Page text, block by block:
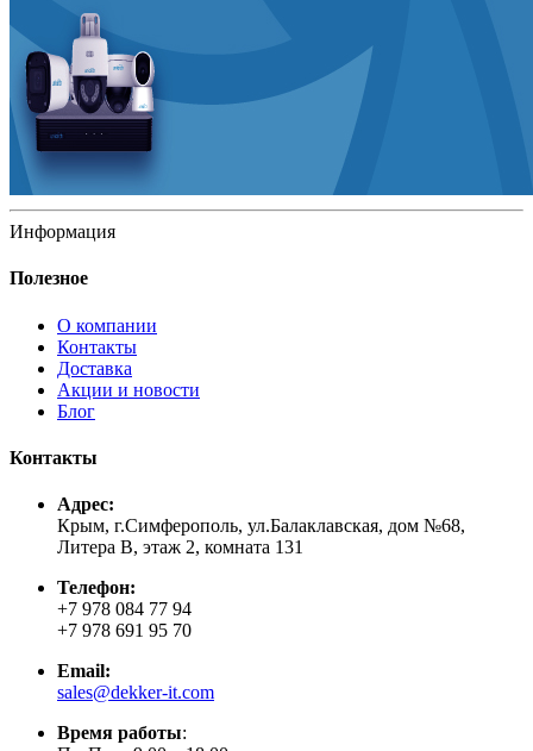
Информация
Полезное
О компании
Контакты
Доставка
Акции и новости
Блог
Контакты
Адрес:
Крым, г.Симферополь, ул.Балаклавская, дом №68,
Литера В, этаж 2, комната 131
Телефон:
+7 978 084 77 94
+7 978 691 95 70
Email:
sales@dekker-it.com
Время работы: